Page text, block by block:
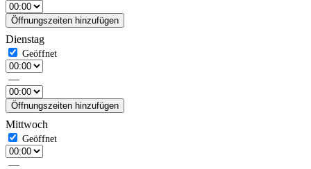
Öffnungszeiten hinzufügen
Dienstag
—
Öffnungszeiten hinzufügen
Mittwoch
—